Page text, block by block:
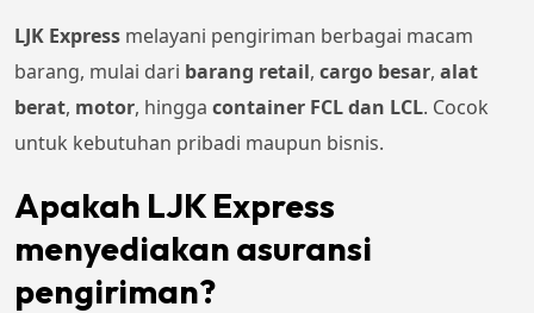
LJK Express melayani pengiriman berbagai macam
barang, mulai dari barang retail, cargo besar, alat
berat, motor, hingga container FCL dan LCL. Cocok
untuk kebutuhan pribadi maupun bisnis.
Apakah LJK Express
menyediakan asuransi
pengiriman?